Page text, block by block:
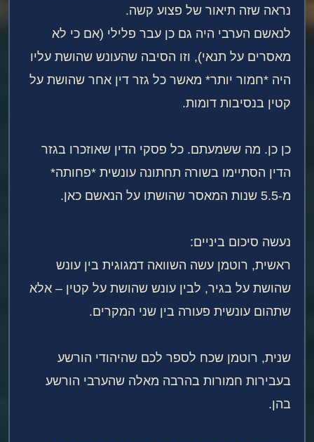
נראה שזה תיאור של פצוע קשה.
לנאשם הערבי היה גם כן עבר פלילי (אם כי לא
מאסרים על תנאי), וזו הסיבה שהעונש שהושת עליו
היה *חמור יותר* מאשר כל גזר דין אחר שהושת על
קטין בנסיבות דומות.
כן כן. מה ששמעתם. כל פסקי הדין שאוזכרו בגזר
הדין הסתיימו בשורה תחתונה עונשית *פחותה*
מ-5.5 שנות המאסר שהושתו על הנאשם כאן.
נעשה סיכום ביניים:
ראשית, רוטמן עשה השוואה דמגוגית בין עונש
שהושת על בגיר, לבין עונש שהושת על קטין – אלא
שתהום עונשית פעורה בין שני המקרים.
שנית, רוטמן שכח לספר לכם שהיהודי הורשע
בעבירות חמורות בהרבה מאלה שהערבי הורשע
בהן.